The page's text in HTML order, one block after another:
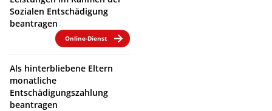
Sozialen Entschädigung
beantragen
Online-Dienst
Als hinterbliebene Eltern
monatliche
Entschädigungszahlung
beantragen